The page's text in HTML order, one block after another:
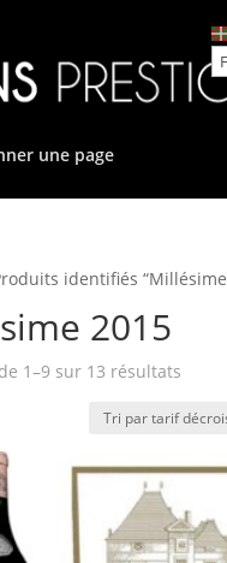
une page
identifiés “Millésime
2015
1–9 sur 13 résultatsTrié
prix